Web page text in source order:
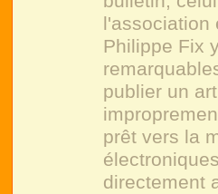
l'association
Philippe Fix
publier un
prêt vers la
directement